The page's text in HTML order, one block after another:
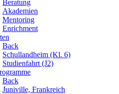
Beratung
Akademien
Mentoring
Enrichment
Back
Schullandheim (Kl. 6)
Studienfahrt (J2)
Back
Juniville, Frankreich